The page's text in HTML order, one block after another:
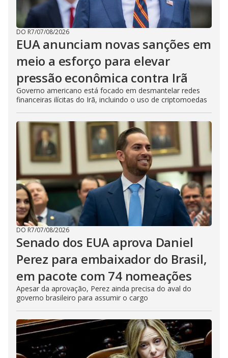
DO R7/07/08/2026
EUA anunciam novas sanções em
meio a esforço para elevar
pressão econômica contra Irã
Governo americano está focado em desmantelar redes
financeiras ilícitas do Irã, incluindo o uso de criptomoedas
DO R7/07/08/2026
Senado dos EUA aprova Daniel
Perez para embaixador do Brasil,
em pacote com 74 nomeações
Apesar da aprovação, Perez ainda precisa do aval do
governo brasileiro para assumir o cargo